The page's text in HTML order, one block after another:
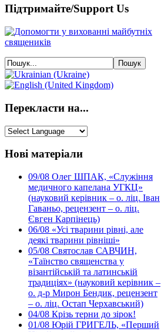
Підтримайте/Support Us
Перекласти на...
Нові матеріали
09/08 Олег ШПАК, «Служіння
медичного капелана УГКЦ»
(науковий керівник – о. ліц. Іван
Гаваньо, рецензент – о. ліц.
Євген Карпінець)
06/08 «Усі тварини рівні, але
деякі тварини рівніші»
05/08 Святослав САВЧИН,
«Таїнство священства у
візантійській та латинській
традиціях» (науковий керівник –
о. д-р Мирон Бендик, рецензент
– о. ліц. Остап Черхавський)
04/08 Крізь терни до зірок!
01/08 Юрій ГРИГЕЛЬ, «Перший